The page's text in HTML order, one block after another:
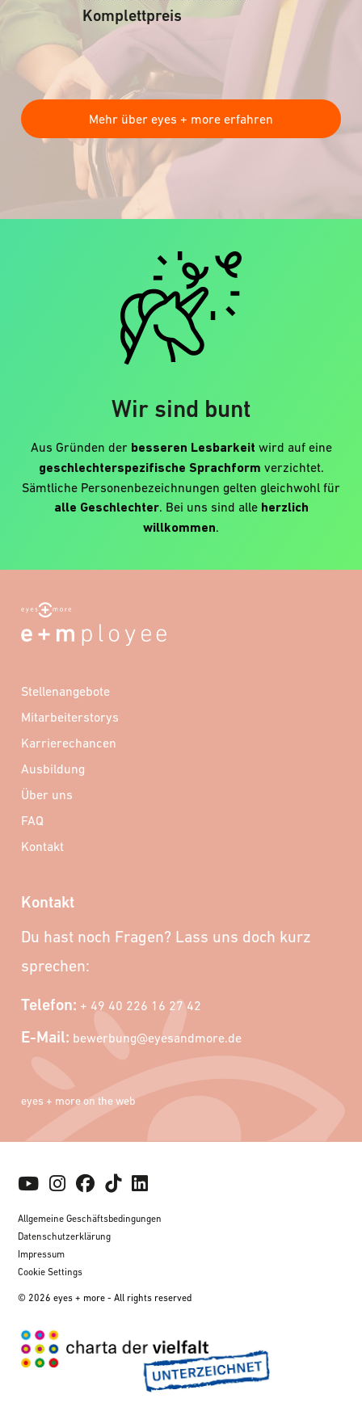
Komplettpreis
Mehr über eyes + more erfahren
Wir sind bunt
Aus Gründen der besseren Lesbarkeit wird auf eine
geschlechterspezifische Sprachform verzichtet.
Sämtliche Personenbezeichnungen gelten gleichwohl für
alle Geschlechter. Bei uns sind alle herzlich
willkommen.
Stellenangebote
Mitarbeiterstorys
Karrierechancen
Ausbildung
Über uns
FAQ
Kontakt
Kontakt
Du hast noch Fragen? Lass uns doch kurz
sprechen:
Telefon: + 49 40 226 16 27 42
E-Mail: bewerbung@eyesandmore.de
eyes + more on the web
Allgemeine Geschäftsbedingungen
Datenschutzerklärung
Impressum
Cookie Settings
© 2026 eyes + more - All rights reserved